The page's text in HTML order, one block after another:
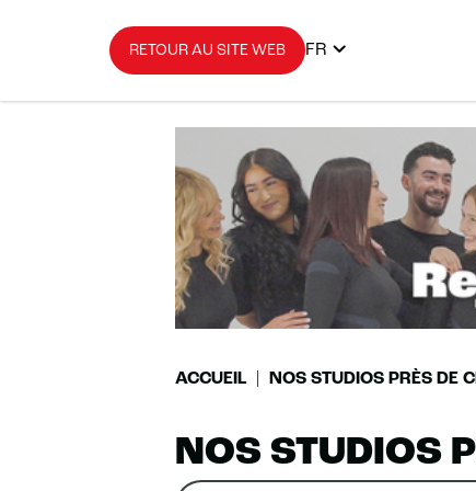
RETOUR AU SITE WEB FR
ACCUEIL NOS STUDIOS PRÈS DE
NOS STUDIOS